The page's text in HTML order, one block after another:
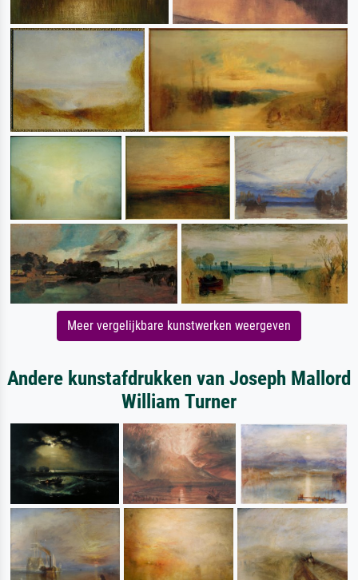
Meer vergelijkbare kunstwerken weergeven
Andere kunstafdrukken van Joseph Mallord
William Turner